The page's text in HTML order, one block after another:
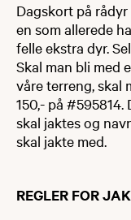
Dagskort på
en som allerede
felle ekstra dyr​.
​Skal man bli med
våre terreng, skal
150,- på
skal jaktes og
skal jakte med.
REGLER FOR